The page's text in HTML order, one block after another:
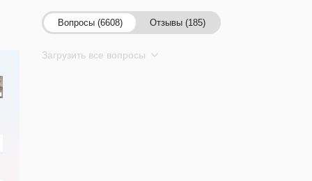
Вопросы (6608) Отзывы (185)
Загрузить все вопросы